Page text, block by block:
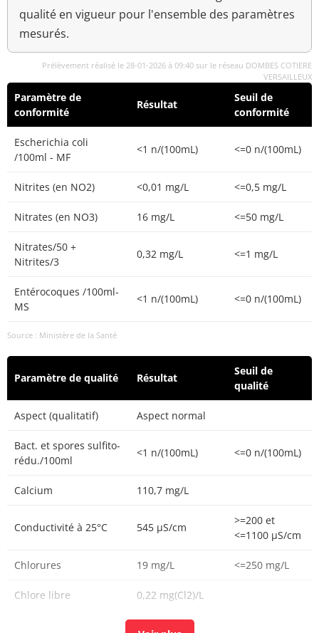
qualité en vigueur pour l'ensemble des paramètres
mesurés.
Prélèvement réalisé le 28-01-2026 à 09:40 sur le réseau DOMBES COTIERE
VERSAILLEUX
Paramètre de
conformité
Résultat
Seuil de
conformité
Escherichia coli
/100ml - MF
<1 n/(100mL) <=0 n/(100mL)
Nitrites (en NO2) <0,01 mg/L <=0,5 mg/L
Nitrates (en NO3) 16 mg/L <=50 mg/L
Nitrates/50 +
Nitrites/3
0,32 mg/L <=1 mg/L
Entérocoques /100ml-
MS
<1 n/(100mL) <=0 n/(100mL)
Source : Ministère de la Santé
Paramètre de qualité Résultat
Seuil de
qualité
Aspect (qualitatif) Aspect normal
Bact. et spores sulfito-
rédu./100ml
<1 n/(100mL) <=0 n/(100mL)
Calcium 110,7 mg/L
Conductivité à 25°C 545 µS/cm
>=200 et
<=1100 µS/cm
Chlorures 19 mg/L <=250 mg/L
Chlore libre 0,22 mg(Cl2)/L
0,25 mg(Cl2)/L